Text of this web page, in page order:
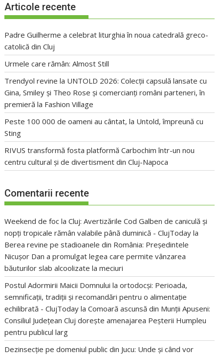
Articole recente
Padre Guilherme a celebrat liturghia în noua catedrală greco-
catolică din Cluj
Urmele care rămân: Almost Still
Trendyol revine la UNTOLD 2026: Colecții capsulă lansate cu
Gina, Smiley și Theo Rose și comercianți români parteneri, în
premieră la Fashion Village
Peste 100 000 de oameni au cântat, la Untold, împreună cu
Sting
RIVUS transformă fosta platformă Carbochim într-un nou
centru cultural și de divertisment din Cluj-Napoca
Comentarii recente
Weekend de foc la Cluj: Avertizările Cod Galben de caniculă și
nopți tropicale rămân valabile până duminică - ClujToday la
Berea revine pe stadioanele din România: Președintele
Nicușor Dan a promulgat legea care permite vânzarea
băuturilor slab alcoolizate la meciuri
Postul Adormirii Maicii Domnului la ortodocși: Perioada,
semnificații, tradiții și recomandări pentru o alimentație
echilibrată - ClujToday laComoară ascunsă din Munții Apuseni:
Consiliul Județean Cluj dorește amenajarea Peșterii Humpleu
pentru publicul larg
Dezinsecție pe domeniul public din Jucu: Unde și când vor